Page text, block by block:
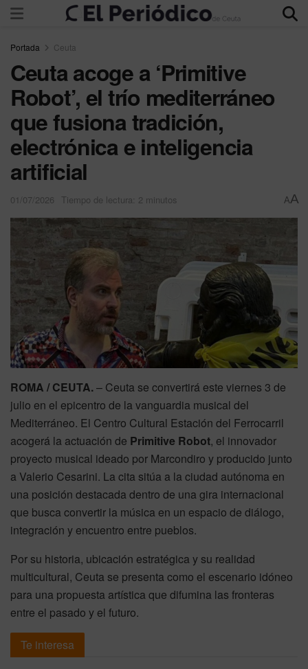
Portada Ceuta
Ceuta acoge a ‘Primitive
Robot’, el trío mediterráneo
que fusiona tradición,
electrónica e inteligencia
artificial
01/07/2026 Tiempo de lectura: 2 minutos AA
ROMA / CEUTA.– Ceuta se convertirá este viernes 3 de
julio en el epicentro de la vanguardia musical del
Mediterráneo. El Centro Cultural Estación del Ferrocarril
acogerá la actuación de Primitive Robot, el innovador
proyecto musical ideado por Marcondiro y producido junto
a Valerio Cesarini. La cita sitúa a la ciudad autónoma en
una posición destacada dentro de una gira internacional
que busca convertir la música en un espacio de diálogo,
integración y encuentro entre pueblos.
Por su historia, ubicación estratégica y su realidad
multicultural, Ceuta se presenta como el escenario idóneo
para una propuesta artística que difumina las fronteras
entre el pasado y el futuro.
Te interesa